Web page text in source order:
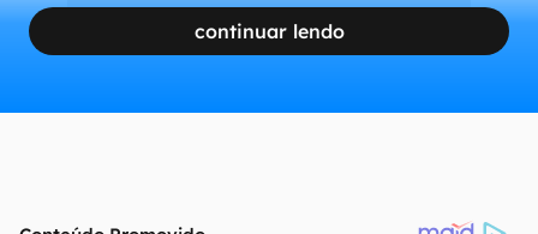
continuar lendo